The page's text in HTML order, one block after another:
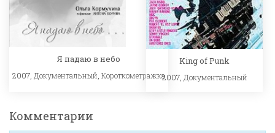
Я падаю в небо
2007, Документальный Короткометражка
King of Punk
2007, Документальный
Комментарии